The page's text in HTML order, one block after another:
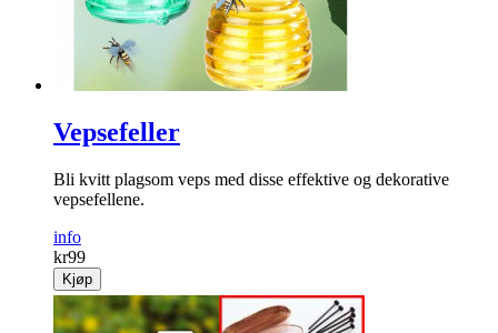
Vepsefeller
Bli kvitt plagsom veps med disse effektive og dekorative
vepsefellene.
info
kr99
Kjøp